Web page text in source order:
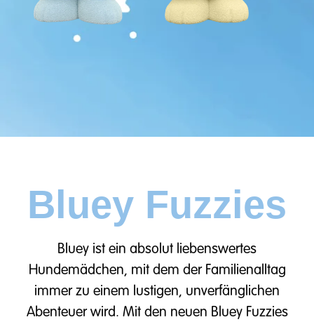
Bluey Fuzzies
Bluey ist ein absolut liebenswertes
Hundemädchen, mit dem der Familienalltag
immer zu einem lustigen, unverfänglichen
Abenteuer wird. Mit den neuen Bluey Fuzzies